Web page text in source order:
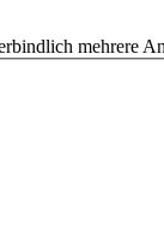
mehrere